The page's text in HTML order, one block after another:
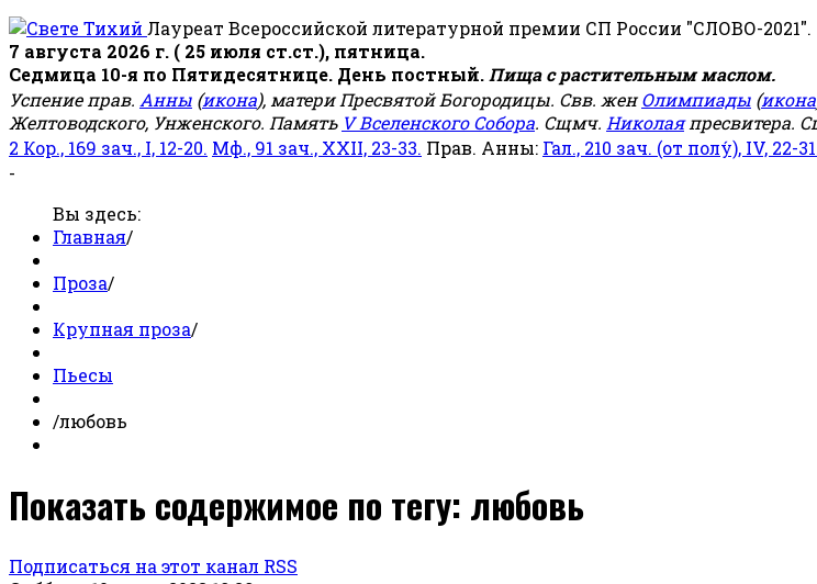
Лауреат Всероссийской литературной премии СП России "СЛОВО-2021".
7 августа 2026 г. ( 25 июля ст.ст.), пятница.
Седмица 10-я по Пятидесятнице. День постный. Пища с растительным маслом.
Успение прав. Анны (икона), матери Пресвятой Богородицы. Свв. женОлимпиады (икона
Желтоводского, Унженского. Память V Вселенского Собора. Сщмч. Николаяпресвитера.
2 Кор., 169 зач., I, 12-20. Мф., 91 зач., XXII, 23-33. Прав. Анны: Гал., 210 зач. (от полу́), IV, 22-
-
Вы здесь:
Главная/
Проза/
Крупная проза/
Пьесы
/любовь
Показать содержимое по тегу: любовь
Подписаться на этот канал RSS